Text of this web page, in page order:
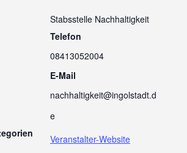
Stabsstelle Nachhaltigkeit
Telefon
08413052004
E-Mail
nachhaltigkeit@ingolstadt.d
e
Veranstalter-Website